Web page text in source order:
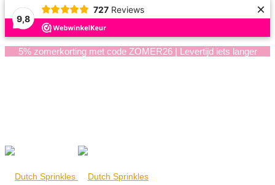
9,8
727 Reviews ×
5% zomerkorting met code ZOMER26 | Levertijd iets langer